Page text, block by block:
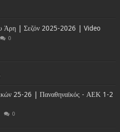
Άρη | Σεζόν 2025-2026 | Video
0
25-26 | Παναθηναϊκός - ΑΕΚ 1-2
0